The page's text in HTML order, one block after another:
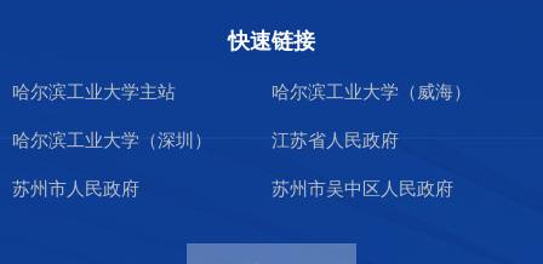
快速链接
哈尔滨工业大学主站 哈尔滨工业大学（威海）
哈尔滨工业大学（深圳） 江苏省人民政府
苏州市人民政府 苏州市吴中区人民政府